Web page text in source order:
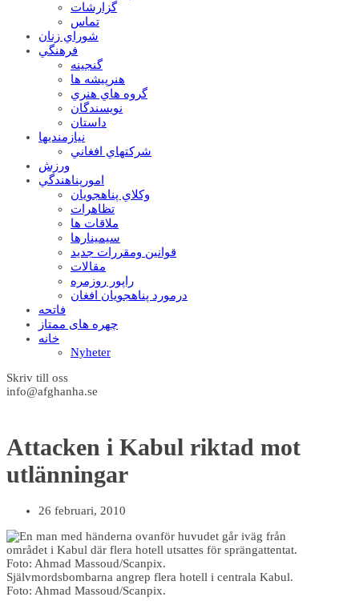
گزارشات
تماس
شوراي زنان
فرهنگي
گنجينه
هنرپيشه ها
گروه هاي هنري
نويسندگان
داستان
نيازمنديها
شرکتهاي افغاني
ورزش
امورپناهندگي
وکلاي پناهجويان
تظاهرات
ملاقات ها
سيمينارها
قوانين ومقررات جديد
مقالات
راپور روزمره
درمورد پناهجويان افغان
فاتحه
چهره های ممتاز
خانه
Nyheter
Skriv till oss
info@afghanha.se
Attacken i Kabul riktad mot
utlänningar
26 februari, 2010
Självmordsbombarna angrep flera hotell i centrala Kabul.
Foto: Ahmad Massoud/Scanpix.